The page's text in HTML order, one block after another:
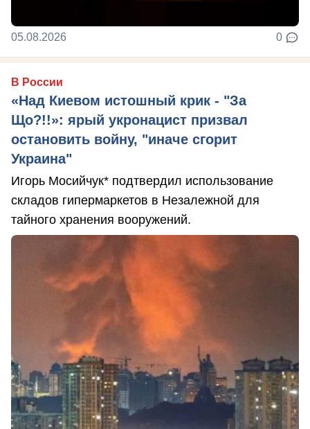
05.08.2026 0
В России
«Над Киевом истошный крик - "За
Що?!!»: ярый укронацист призвал
остановить войну, "иначе сгорит
Украина"
Игорь Мосийчук* подтвердил использование
складов гипермаркетов в Незалежной для
тайного хранения вооружений.